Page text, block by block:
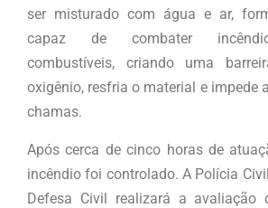
ser misturado com água e ar,
capaz de combater
combustíveis, criando uma
oxigênio, resfria o material e impede
chamas.
Após cerca de cinco horas de
incêndio foi controlado. A Polícia
Defesa Civil realizará a avaliação